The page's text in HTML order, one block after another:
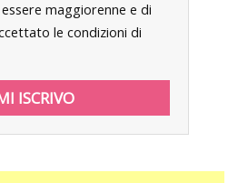
maggiorenne e di
le condizioni di